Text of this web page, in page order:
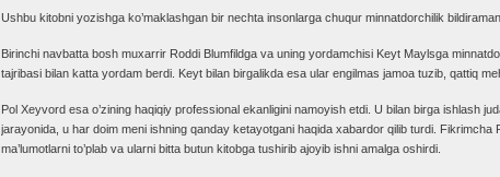
Ushbu kitobni yozishga ko’maklashgan bir nechta insonlarga chuqur minnatdorchilik bildiraman.
Birinchi navbatta bosh muxarrir Roddi Blumfildga va uning yordamchisi Keyt Maylsga
tajribasi bilan katta yordam berdi. Keyt bilan birgalikda esa ular engilmas jamoa tuzib, qattiq
Pol Xeyvord esa o’zining haqiqiy professional ekanligini namoyish etdi. U bilan birga ishlash
jarayonida, u har doim meni ishning qanday ketayotgani haqida xabardor qilib turdi. Fikrimcha
ma’lumotlarni to’plab va ularni bitta butun kitobga tushirib ajoyib ishni amalga oshirdi.